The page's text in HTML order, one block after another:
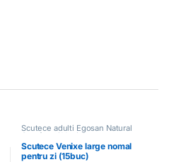
Scutece adulti Egosan Natural
Comfort și Venixe
Scutece Venixe large nomal
pentru zi (15buc)